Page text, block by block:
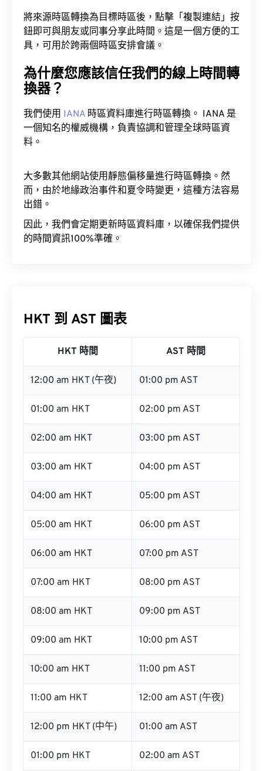
將來源時區轉換為目標時區後，點擊「複製連結」按
鈕即可與朋友或同事分享此時間。這是一個方便的工
具，可用於跨兩個時區安排會議。
為什麼您應該信任我們的線上時間轉
換器？
我們使用 IANA 時區資料庫進行時區轉換。 IANA 是
一個知名的權威機構，負責協調和管理全球時區資
料。
大多數其他網站使用靜態偏移量進行時區轉換。然
而，由於地緣政治事件和夏令時變更，這種方法容易
出錯。
因此，我們會定期更新時區資料庫，以確保我們提供
的時間資訊100%準確。
HKT 到 AST 圖表
HKT 時間 AST 時間
12:00 am HKT (午夜) 01:00 pm AST
01:00 am HKT 02:00 pm AST
02:00 am HKT 03:00 pm AST
03:00 am HKT 04:00 pm AST
04:00 am HKT 05:00 pm AST
05:00 am HKT 06:00 pm AST
06:00 am HKT 07:00 pm AST
07:00 am HKT 08:00 pm AST
08:00 am HKT 09:00 pm AST
09:00 am HKT 10:00 pm AST
10:00 am HKT 11:00 pm AST
11:00 am HKT 12:00 am AST (午夜)
12:00 pm HKT (中午) 01:00 am AST
01:00 pm HKT 02:00 am AST